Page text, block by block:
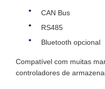
CAN Bus
RS485
Bluetooth opcional
Compatível com muitas
controladores de